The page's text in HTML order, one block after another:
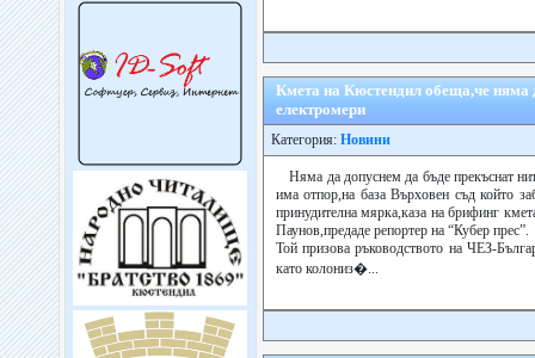
Кмета на Кюстендил обеща,че няма
електромери
Категория: Новини
Няма да допуснем да бъде прекъснат
има отпор,на база Върховен съд който
принудителна мярка,каза на брифинг
Паунов,предаде репортер на “Кубер прес”.
Той призова ръководството на ЧЕЗ-
като колониз�...